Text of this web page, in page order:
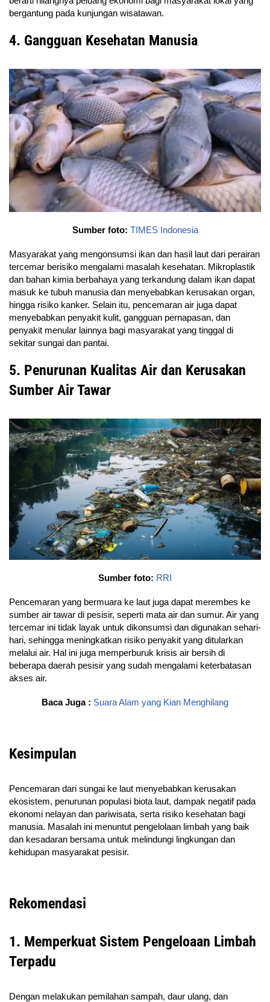
bergantung pada kunjungan wisatawan.
4. Gangguan Kesehatan Manusia
Sumber foto: TIMES Indonesia
Masyarakat yang mengonsumsi ikan dan hasil laut dari perairan
tercemar berisiko mengalami masalah kesehatan. Mikroplastik
dan bahan kimia berbahaya yang terkandung dalam ikan dapat
masuk ke tubuh manusia dan menyebabkan kerusakan organ,
hingga risiko kanker. Selain itu, pencemaran air juga dapat
menyebabkan penyakit kulit, gangguan pernapasan, dan
penyakit menular lainnya bagi masyarakat yang tinggal di
sekitar sungai dan pantai.
5. Penurunan Kualitas Air dan Kerusakan
Sumber Air Tawar
Sumber foto: RRI
Pencemaran yang bermuara ke laut juga dapat merembes ke
sumber air tawar di pesisir, seperti mata air dan sumur. Air yang
tercemar ini tidak layak untuk dikonsumsi dan digunakan sehari-
hari, sehingga meningkatkan risiko penyakit yang ditularkan
melalui air. Hal ini juga memperburuk krisis air bersih di
beberapa daerah pesisir yang sudah mengalami keterbatasan
akses air.
Baca Juga : Suara Alam yang Kian Menghilang
Kesimpulan
Pencemaran dari sungai ke laut menyebabkan kerusakan
ekosistem, penurunan populasi biota laut, dampak negatif pada
ekonomi nelayan dan pariwisata, serta risiko kesehatan bagi
manusia. Masalah ini menuntut pengelolaan limbah yang baik
dan kesadaran bersama untuk melindungi lingkungan dan
kehidupan masyarakat pesisir.
Rekomendasi
1. Memperkuat Sistem Pengeloaan Limbah
Terpadu
Dengan melakukan pemilahan sampah, daur ulang, dan